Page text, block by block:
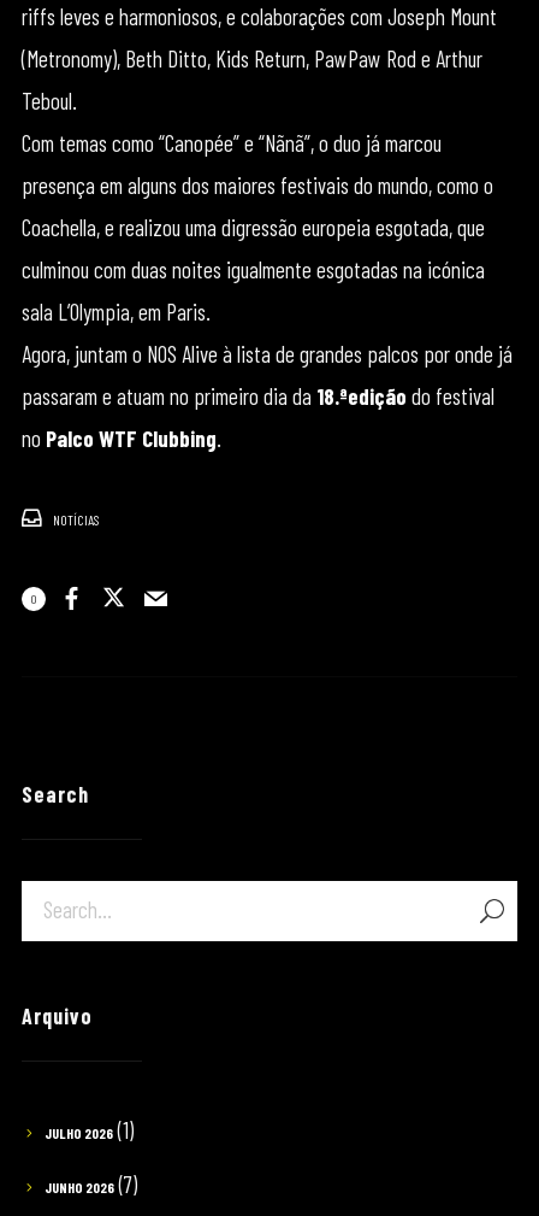
riffs leves e harmoniosos, e colaborações com Joseph Mount
(Metronomy), Beth Ditto, Kids Return, PawPaw Rod e Arthur
Teboul.
Com temas como “Canopée” e “Nãnã”, o duo já marcou
presença em alguns dos maiores festivais do mundo, como o
Coachella, e realizou uma digressão europeia esgotada, que
culminou com duas noites igualmente esgotadas na icónica
sala L’Olympia, em Paris.
Agora, juntam o NOS Alive à lista de grandes palcos por onde já
passaram e atuam no primeiro dia da 18.ªedição do festival
no Palco WTF Clubbing.
NOTÍCIAS
0
Search
Arquivo
JULHO 2026(1)
JUNHO 2026(7)